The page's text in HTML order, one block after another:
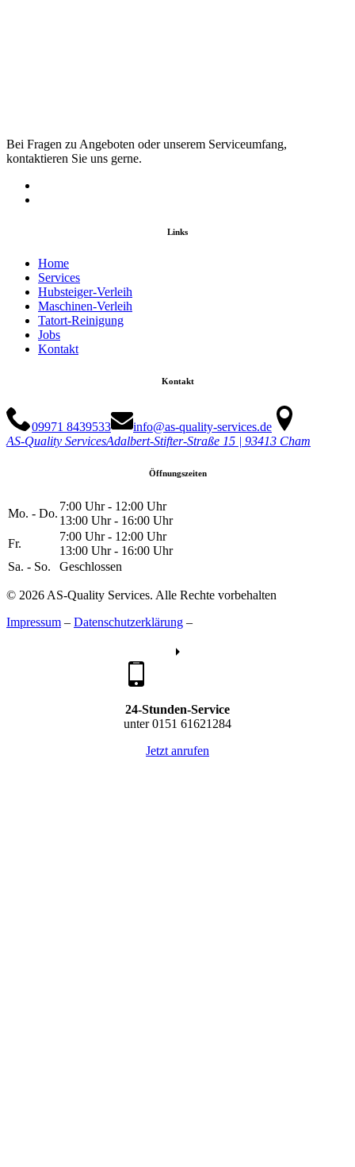
Bei Fragen zu Angeboten oder unserem Serviceumfang,
kontaktieren Sie uns gerne.
Links
Home
Services
Hubsteiger-Verleih
Maschinen-Verleih
Tatort-Reinigung
Jobs
Kontakt
Kontakt
09971 8439533
info@as-quality-services.de
AS-Quality ServicesAdalbert-Stifter-Straße 15 | 93413 Cham
Öffnungszeiten
Mo. - Do.
7:00 Uhr - 12:00 Uhr
13:00 Uhr - 16:00 Uhr
Fr.
7:00 Uhr - 12:00 Uhr
13:00 Uhr - 16:00 Uhr
Sa. - So.
Geschlossen
© 2026 AS-Quality Services. Alle Rechte vorbehalten
Impressum – Datenschutzerklärung –
24-Stunden-Service
unter 0151 61621284
Jetzt anrufen